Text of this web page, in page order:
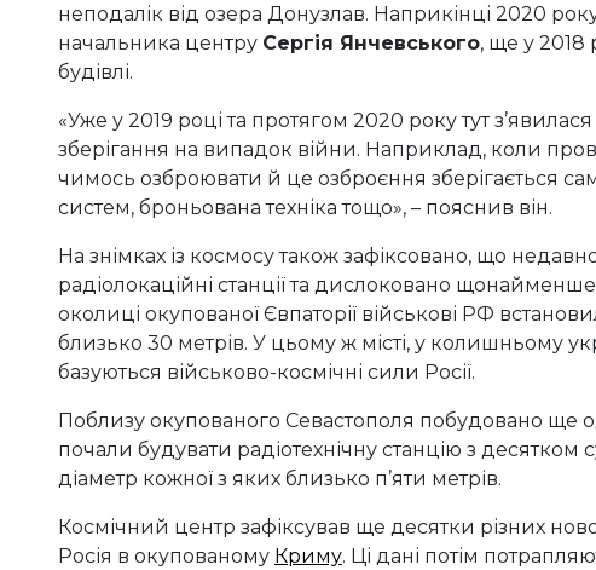
неподалік від озера Донузлав. Наприкінці 2020 року
начальника центру Сергія Янчевського, ще у 2018
будівлі.
«Уже у 2019 році та протягом 2020 року тут
зберігання на випадок війни. Наприклад, коли
чимось озброювати й це озброєння зберігається
систем, броньована техніка тощо», – пояснив він.
На знімках із космосу також зафіксовано, що
радіолокаційні станції та дислоковано
околиці окупованої Євпаторії військові РФ
близько 30 метрів. У цьому ж місті, у колишньому
базуються військово-космічні сили Росії.
Поблизу окупованого Севастополя побудовано ще
почали будувати радіотехнічну станцію з десятком
діаметр кожної з яких близько п’яти метрів.
Космічний центр зафіксував ще десятки різних
Росія в окупованому Криму. Ці дані потім